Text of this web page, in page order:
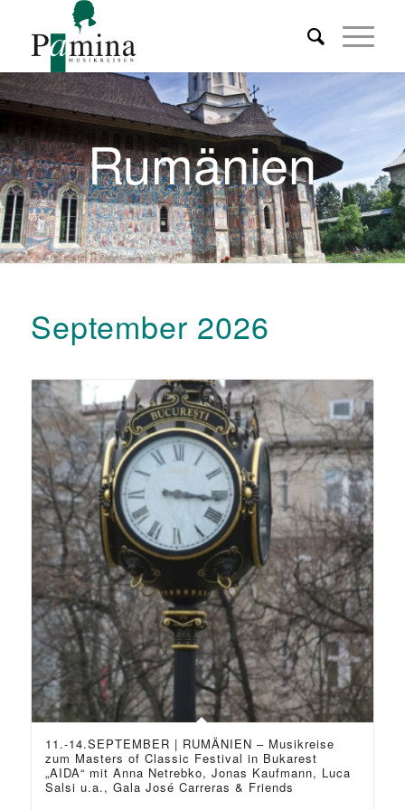
Rumänien
September 2026
11.-14.SEPTEMBER | RUMÄNIEN – Musikreise
zum Masters of Classic Festival in Bukarest
„AIDA“ mit Anna Netrebko, Jonas Kaufmann, Luca
Salsi u.a., Gala José Carreras & Friends